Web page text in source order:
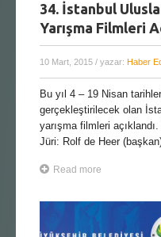
34. İstanbul
Yarışma Filmleri
10 Mart, 2015 / yazar: Haber
Bu yıl 4 – 19 Nisan
gerçekleştirilecek olan
yarışma filmleri
Jüri: Rolf de Heer
Read more